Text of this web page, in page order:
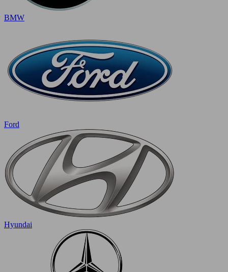
BMW
Ford
Hyundai